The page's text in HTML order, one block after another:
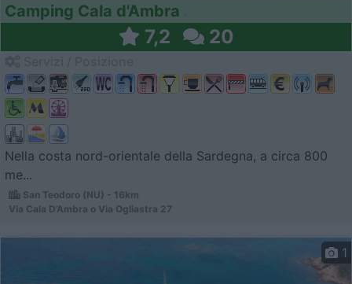
Camping Cala d'Ambra
7,2 20
Nella costa nord-orientale della Sardegna, a circa 800
me...
San Teodoro (NU) - 16km
Via Cala D’Ambra o Via Ogliastra 27
1